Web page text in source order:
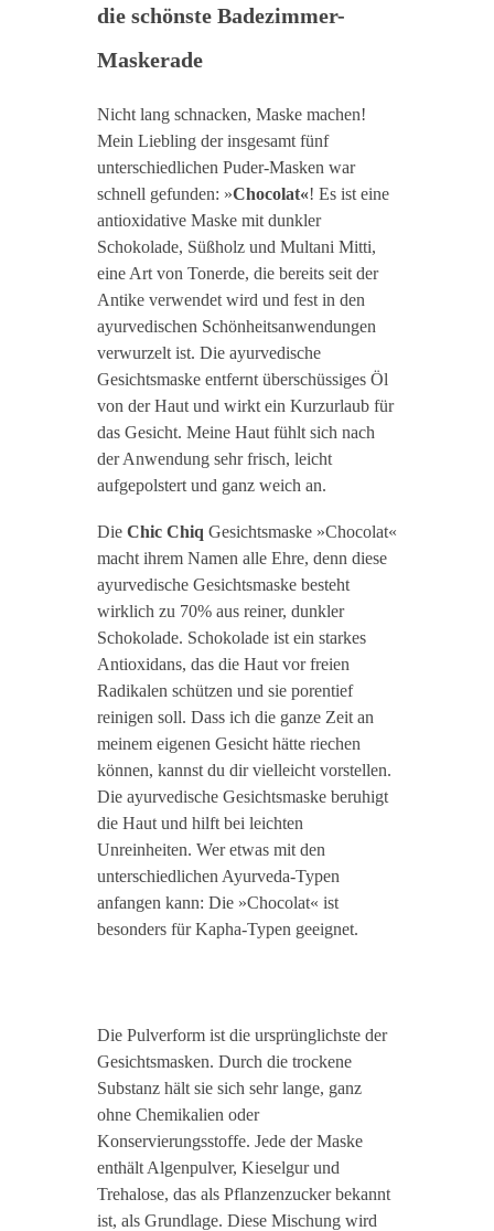
die schönste Badezimmer-
Maskerade
Nicht lang schnacken, Maske machen!
Mein Liebling der insgesamt fünf
unterschiedlichen Puder-Masken war
schnell gefunden: »Chocolat«! Es ist eine
antioxidative Maske mit dunkler
Schokolade, Süßholz und Multani Mitti,
eine Art von Tonerde, die bereits seit der
Antike verwendet wird und fest in den
ayurvedischen Schönheitsanwendungen
verwurzelt ist. Die ayurvedische
Gesichtsmaske entfernt überschüssiges Öl
von der Haut und wirkt ein Kurzurlaub für
das Gesicht. Meine Haut fühlt sich nach
der Anwendung sehr frisch, leicht
aufgepolstert und ganz weich an.
Die Chic Chiq Gesichtsmaske »Chocolat«
macht ihrem Namen alle Ehre, denn diese
ayurvedische Gesichtsmaske besteht
wirklich zu 70% aus reiner, dunkler
Schokolade. Schokolade ist ein starkes
Antioxidans, das die Haut vor freien
Radikalen schützen und sie porentief
reinigen soll. Dass ich die ganze Zeit an
meinem eigenen Gesicht hätte riechen
können, kannst du dir vielleicht vorstellen.
Die ayurvedische Gesichtsmaske beruhigt
die Haut und hilft bei leichten
Unreinheiten. Wer etwas mit den
unterschiedlichen Ayurveda-Typen
anfangen kann: Die »Chocolat« ist
besonders für Kapha-Typen geeignet.
Die Pulverform ist die ursprünglichste der
Gesichtsmasken. Durch die trockene
Substanz hält sie sich sehr lange, ganz
ohne Chemikalien oder
Konservierungsstoffe. Jede der Maske
enthält Algenpulver, Kieselgur und
Trehalose, das als Pflanzenzucker bekannt
ist, als Grundlage. Diese Mischung wird